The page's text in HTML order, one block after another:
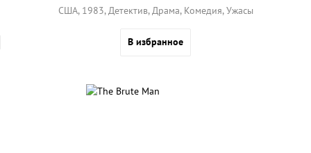
США, 1983, Детектив, Драма, Комедия, Ужасы
В избранное